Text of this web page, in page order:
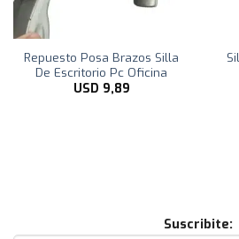
Repuesto Posa Brazos Silla
De Escritorio Pc Oficina
USD 9,89
Suscribite: